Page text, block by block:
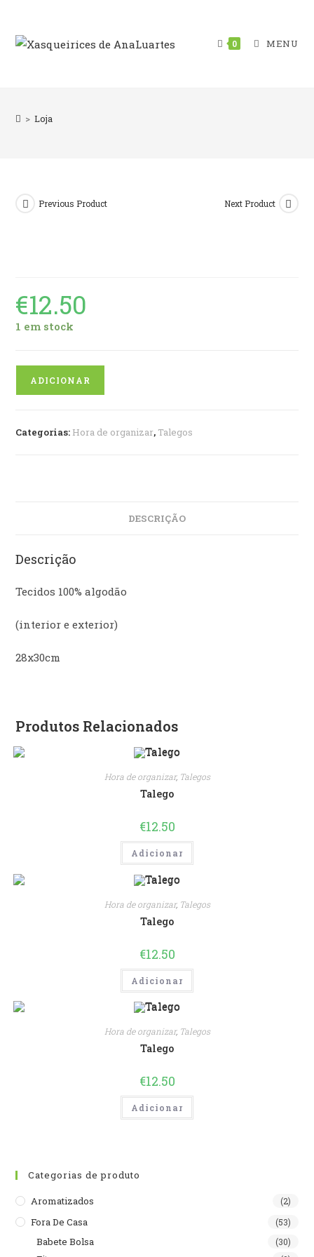
content
0 MENU
> Loja
Previous Product Next Product
€12.50
1 em stock
ADICIONAR
Categorias: Hora de organizar, Talegos
DESCRIÇÃO
Descrição
Tecidos 100% algodão
(interior e exterior)
28x30cm
Produtos Relacionados
Hora de organizar, Talegos
Talego
€12.50
Adicionar
Hora de organizar, Talegos
Talego
€12.50
Adicionar
Hora de organizar, Talegos
Talego
€12.50
Adicionar
Categorias de produto
Aromatizados (2)
Fora De Casa (53)
Babete Bolsa (30)